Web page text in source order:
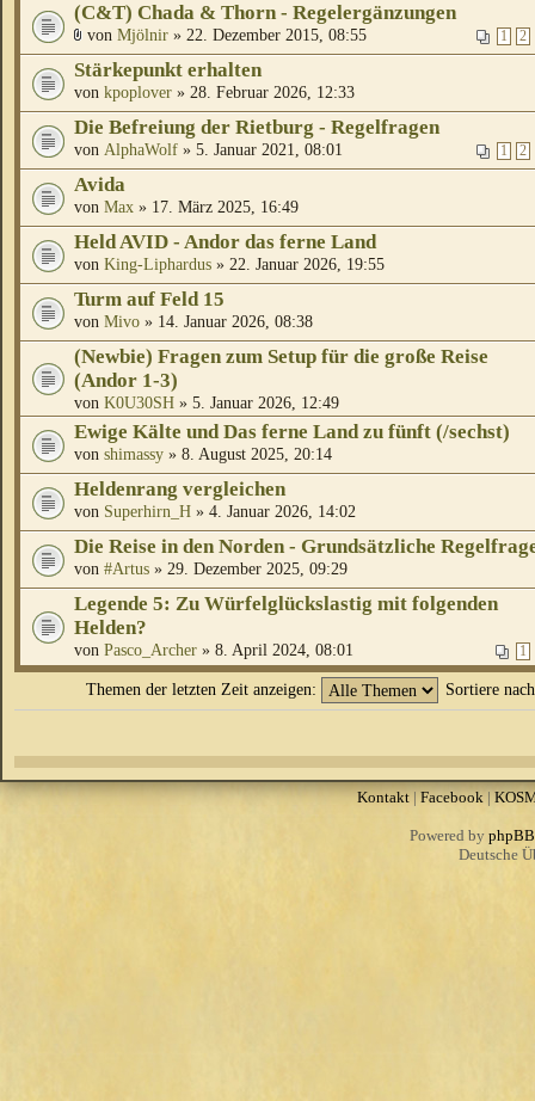
(C&T) Chada & Thorn - Regelergänzungen
1 2
von Mjölnir » 22. Dezember 2015, 08:55
Stärkepunkt erhalten
von kpoplover » 28. Februar 2026, 12:33
Die Befreiung der Rietburg - Regelfragen
1 2
von AlphaWolf » 5. Januar 2021, 08:01
Avida
von Max » 17. März 2025, 16:49
Held AVID - Andor das ferne Land
von King-Liphardus » 22. Januar 2026, 19:55
Turm auf Feld 15
von Mivo » 14. Januar 2026, 08:38
(Newbie) Fragen zum Setup für die große Reise
(Andor 1-3)
von K0U30SH » 5. Januar 2026, 12:49
Ewige Kälte und Das ferne Land zu fünft (/sechst)
von shimassy » 8. August 2025, 20:14
Heldenrang vergleichen
von Superhirn_H » 4. Januar 2026, 14:02
Die Reise in den Norden - Grundsätzliche
von #Artus » 29. Dezember 2025, 09:29
Legende 5: Zu Würfelglückslastig mit folgenden
Helden?
1
von Pasco_Archer » 8. April 2024, 08:01
Themen der letzten Zeit anzeigen: Sortiere
Kontakt|Facebook|
Powered by phpBB
Deutsche